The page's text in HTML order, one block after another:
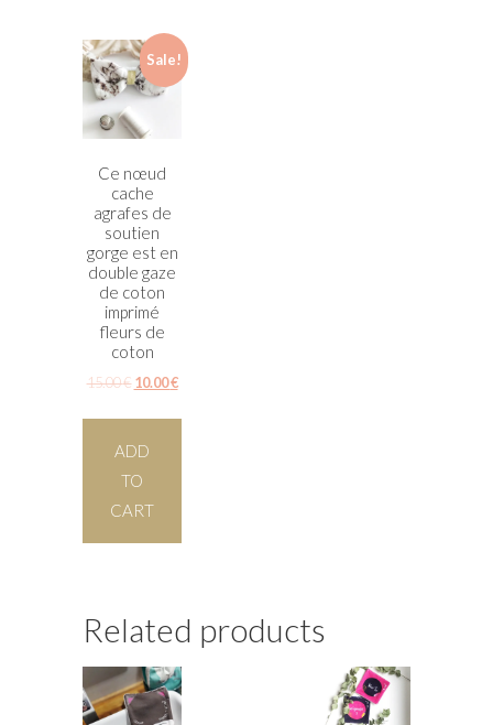
Sale!
Ce nœud
cache
agrafes de
soutien
gorge est en
double gaze
de coton
imprimé
fleurs de
coton
15.00€ 10.00€
ADD
TO
CART
Related products